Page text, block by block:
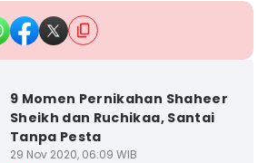
9 Momen Pernikahan Shaheer
Sheikh dan Ruchikaa, Santai
Tanpa Pesta
29 Nov 2020, 06:09 WIB